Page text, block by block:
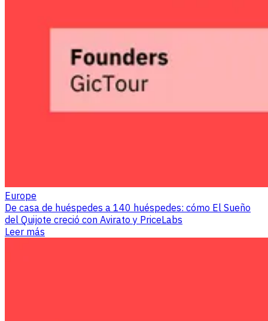
Europe
De casa de huéspedes a 140 huéspedes: cómo El Sueño
del Quijote creció con Avirato y PriceLabs
Leer más